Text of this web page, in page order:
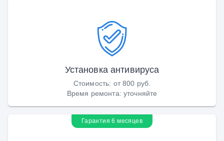
Установка антивируса
Стоимость: от 800 руб.
Время ремонта: уточняйте
Гарантия 6 месяцев